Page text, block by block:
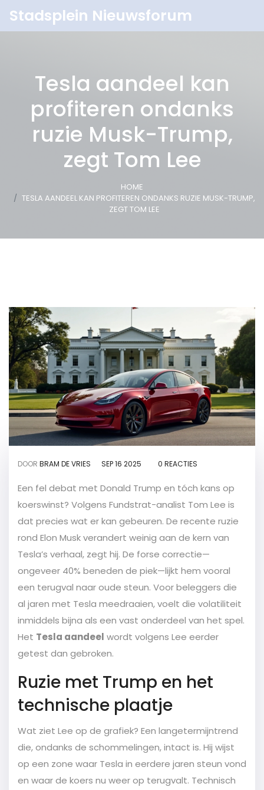
Stadsplein Nieuwsforum
Tesla aandeel kan
profiteren ondanks
ruzie Musk-Trump,
zegt Tom Lee
HOME
TESLA AANDEEL KAN PROFITEREN ONDANKS RUZIE MUSK-TRUMP,
ZEGT TOM LEE
DOOR BRAM DE VRIES SEP 16 2025 0 REACTIES
Een fel debat met Donald Trump en tóch kans op
koerswinst? Volgens Fundstrat-analist Tom Lee is
dat precies wat er kan gebeuren. De recente ruzie
rond Elon Musk verandert weinig aan de kern van
Tesla’s verhaal, zegt hij. De forse correctie—
ongeveer 40% beneden de piek—lijkt hem vooral
een terugval naar oude steun. Voor beleggers die
al jaren met Tesla meedraaien, voelt die volatiliteit
inmiddels bijna als een vast onderdeel van het spel.
Het Tesla aandeel wordt volgens Lee eerder
getest dan gebroken.
Ruzie met Trump en het
technische plaatje
Wat ziet Lee op de grafiek? Een langetermijntrend
die, ondanks de schommelingen, intact is. Hij wijst
op een zone waar Tesla in eerdere jaren steun vond
en waar de koers nu weer op terugvalt. Technisch